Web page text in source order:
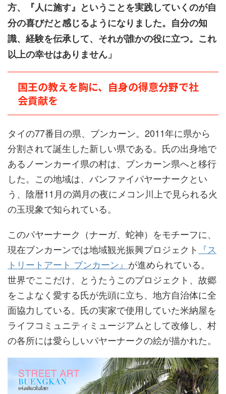
方、『人に施す』ということを実践していくのが自
分の喜びだと感じるようになりました。自分の知
識、経験を伝承して、それが誰かの役に立つ。これ
以上の幸せはありません」
国王の教えを胸に、自身の得意分野で社
会貢献を
タイの77番目の県、ブンカーン。2011年に県から
分割されて誕生した新しい県である。氏の出身地で
あるノーンカーイ県の村は、ブンカーン県へと移行
した。この地域は、バンファイパヤーナークとい
う、陰暦11月の満月の夜にメコン川上で見られる火
の玉現象で知られている。
このパヤーナーク（ナーガ、蛇神）をモチーフに、
現在ブンカーンでは地域観光振興プロジェクト 『ス
トリートアート ブンカーン』 が進められている。
世界でここだけ、とうたうこのプロジェクト、故郷
をこよなく愛する氏が先頭に立ち、地方自治体に全
面協力している。氏の実家で使用していた米納屋を
ライフコミュニティミュージアムとして改修し、村
の各所には愛らしいパヤーナークの絵が描かれた。